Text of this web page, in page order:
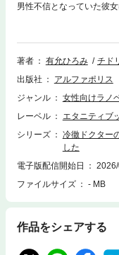
男性不信となっていた彼
呼ばれる外科医であると
執拗な見合い攻勢を避け
演技だったはずが、わけ
に甘く淫らな生活の中で
編集しています
著者 有允ひろみ
チド
出版社
アルファポリス
ジャンル
女性向けラノ
レーベル
エタニティブ
シリーズ
冷徹ドクター
した
電子版配信開始日
ファイルサイズ
- MB
作品をシェアする